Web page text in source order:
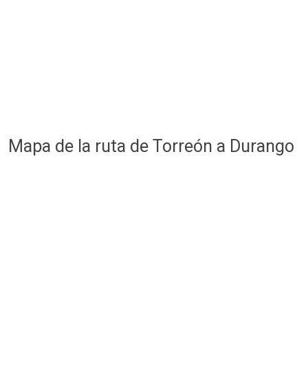
Mapa de la ruta de Torreón a Durango